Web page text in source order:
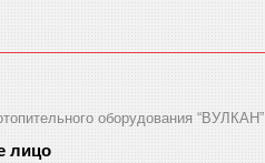
оборудования “ВУЛКАН”